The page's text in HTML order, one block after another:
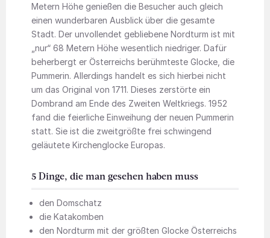
Metern Höhe genießen die Besucher auch gleich
einen wunderbaren Ausblick über die gesamte
Stadt. Der unvollendet gebliebene Nordturm ist mit
„nur“ 68 Metern Höhe wesentlich niedriger. Dafür
beherbergt er Österreichs berühmteste Glocke, die
Pummerin. Allerdings handelt es sich hierbei nicht
um das Original von 1711. Dieses zerstörte ein
Dombrand am Ende des Zweiten Weltkriegs. 1952
fand die feierliche Einweihung der neuen Pummerin
statt. Sie ist die zweitgrößte frei schwingend
geläutete Kirchenglocke Europas.
5 Dinge, die man gesehen haben muss
den Domschatz
die Katakomben
den Nordturm mit der größten Glocke Österreichs